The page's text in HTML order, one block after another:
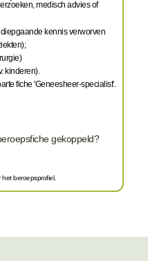
medisch advies of
kennis verworven
kinderen).
fiche 'Geneesheer-specialist'.
gekoppeld?
het beroepsprofiel.